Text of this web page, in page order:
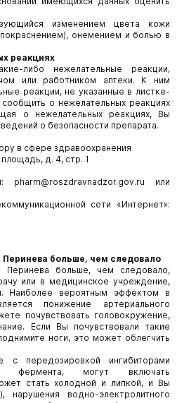
изменением цвета кожи
онемением и болью в
реакциях
либо нежелательные реакции,
или работником аптеки. К ним
реакции, не указанные в листке-
о нежелательных реакциях
о нежелательных реакциях, Вы
о безопасности препарата.
в сфере здравоохранения
д. 4, стр. 1
или
сети «Интернет»:
больше, чем следовало
Перинева больше, чем следовало,
или в медицинское учреждение,
Наиболее вероятным эффектом в
понижение артериального
почувствовать головокружение,
Если Вы почувствовали такие
ноги, это может облегчить
с передозировкой ингибиторами
фермента, могут включать
стать холодной и липкой, и Вы
нарушения водно-электролитного